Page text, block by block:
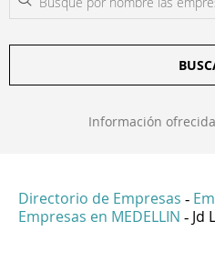
Información
Directorio de Empresas -
Empresas en MEDELLIN - Jd